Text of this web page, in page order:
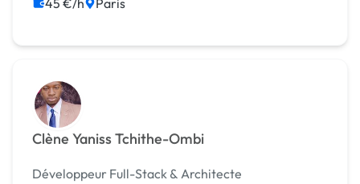
45 €/h Paris
Clène Yaniss Tchithe-Ombi
Développeur Full-Stack & Architecte